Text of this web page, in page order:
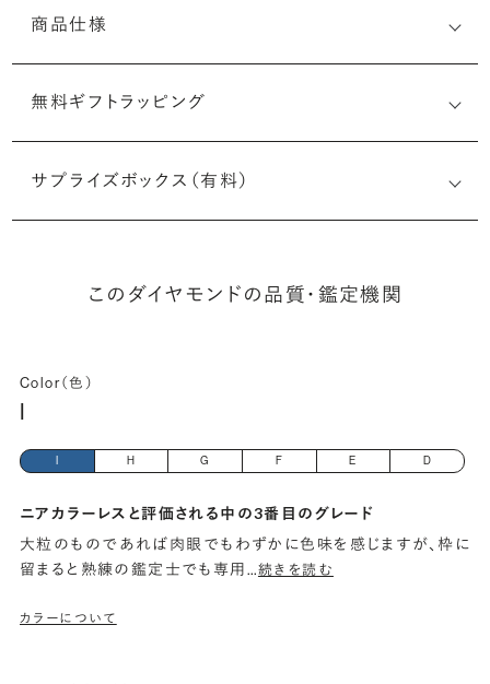
商品仕様
無料ギフトラッピング
サプライズボックス（有料）
このダイヤモンドの品質・鑑定機関
Color（色）
H G F E D
ニアカラーレスと評価される中の3番目のグレード
大粒のものであれば肉眼でもわずかに色味を感じますが、枠に
留まると熟練の鑑定士でも専用 …続きを読む
カラーについて